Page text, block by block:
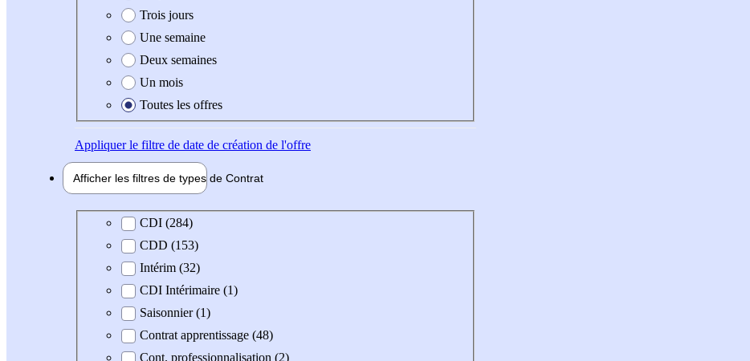
Trois jours
Une semaine
Deux semaines
Un mois
Toutes les offres
Appliquerle filtre de date de création de l'offre
Afficher les filtres de types de Contrat
Type de contratCDI (284)
CDD (153)
Intérim (32)
CDI Intérimaire (1)
Saisonnier (1)
Contrat apprentissage (48)
Cont. professionnalisation (2)